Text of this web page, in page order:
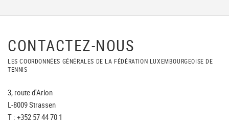
CONTACTEZ-NOUS
LES COORDONNÉES GÉNÉRALES DE LA FÉDÉRATION LUXEMBOURGEOISE DE
TENNIS
3, route d'Arlon
L-8009 Strassen
T : +352 57 44 70 1